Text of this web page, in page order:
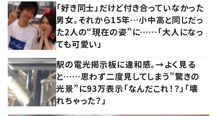
「好き同士」だけど付き合っていなかった
男女。それから15年…小中高と同じだっ
た2人の“現在の姿”に……「大人になっ
ても可愛い」
駅の電光掲示板に違和感。→よく見る
と……思わず二度見してしまう”驚きの
光景”に93万表示「なんだこれ！？」「壊
れちゃった？」